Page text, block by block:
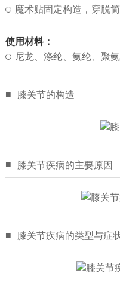
识
系
我
魔术贴固定构造，穿脱
使用材料：
尼龙、涤纶、氨纶、聚
■ 膝关节的构造
■ 膝关节疾病的主要原因
■ 膝关节疾病的类型与症